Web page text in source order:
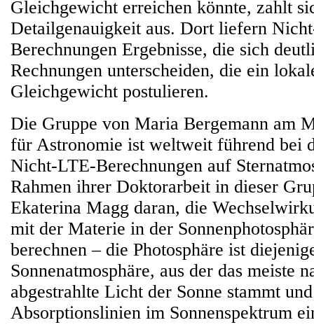
Gleichgewicht erreichen könnte, zahlt
Detailgenauigkeit aus. Dort liefern
Berechnungen Ergebnisse, die sich
Rechnungen unterscheiden, die ein
Gleichgewicht postulieren.
Die Gruppe von Maria Bergemann am
für Astronomie ist weltweit führend bei
Nicht-LTE-Berechnungen auf
Rahmen ihrer Doktorarbeit in dieser
Ekaterina Magg daran, die
mit der Materie in der
berechnen – die Photosphäre ist
Sonnenatmosphäre, aus der das meiste
abgestrahlte Licht der Sonne stammt
Absorptionslinien im Sonnenspektrum